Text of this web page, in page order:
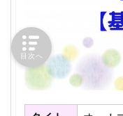
目次へ